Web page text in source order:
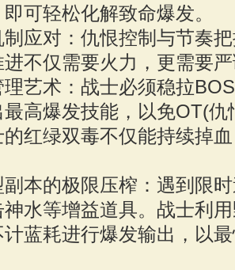
可轻松化解致命爆发。
对：仇恨控制与节奏把
仅需要火力，更需要严
术：战士必须稳拉
高爆发技能，以免OT(
红绿双毒不仅能持续掉
的极限压榨：遇到限时
水等增益道具。战士利
蓝耗进行爆发输出，以